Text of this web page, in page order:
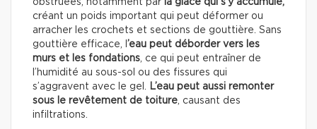
obstruées, notamment par la glace qui s’y accumule,
créant un poids important qui peut déformer ou
arracher les crochets et sections de gouttière. Sans
gouttière efficace, l ’eau peut déborder vers les
murs et les fondations, ce qui peut entraîner de
l’humidité au sous-sol ou des fissures qui
s’aggravent avec le gel. L’eau peut aussi remonter
sous le revêtement de toiture, causant des
infiltrations.